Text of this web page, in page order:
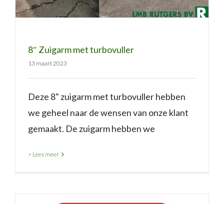
8″ Zuigarm met turbovuller
13 maart 2023
Deze 8" zuigarm met turbovuller hebben
we geheel naar de wensen van onze klant
gemaakt. De zuigarm hebben we
> Lees meer